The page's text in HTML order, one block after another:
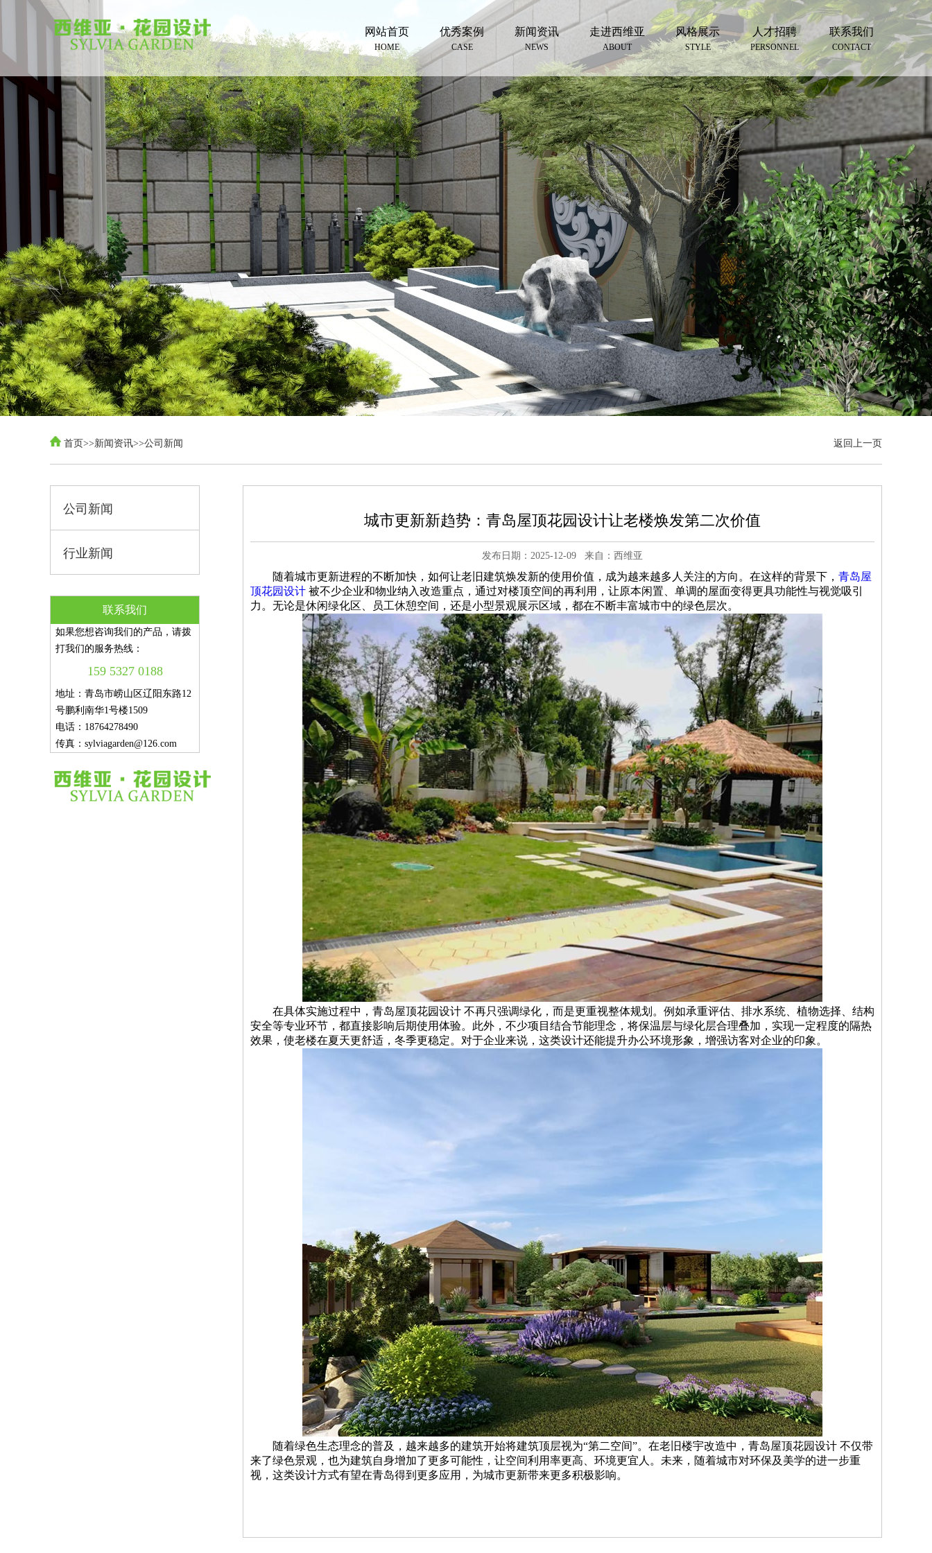
网站首页
HOME
优秀案例
CASE
新闻资讯
NEWS
走进西维亚
ABOUT
风格展示
STYLE
人才招聘
PERSONNEL
联系我们
CONTACT
首页>>新闻资讯>>公司新闻 返回上一页
公司新闻
行业新闻
联系我们
如果您想咨询我们的产品，请拨
打我们的服务热线：
159 5327 0188
地址：青岛市崂山区辽阳东路12
号鹏利南华1号楼1509
电话：18764278490
传真：sylviagarden@126.com
城市更新新趋势：青岛屋顶花园设计让老楼焕发第二次价值
发布日期：2025-12-09 来自：西维亚
随着城市更新进程的不断加快，如何让老旧建筑焕发新的使用价值，成为越来越多人关注的方向。在这样的背景下， 青岛屋
顶花园设计 被不少企业和物业纳入改造重点，通过对楼顶空间的再利用，让原本闲置、单调的屋面变得更具功能性与视觉吸引
力。无论是休闲绿化区、员工休憩空间，还是小型景观展示区域，都在不断丰富城市中的绿色层次。
在具体实施过程中，青岛屋顶花园设计 不再只强调绿化，而是更重视整体规划。例如承重评估、排水系统、植物选择、结构
安全等专业环节，都直接影响后期使用体验。此外，不少项目结合节能理念，将保温层与绿化层合理叠加，实现一定程度的隔热
效果，使老楼在夏天更舒适，冬季更稳定。对于企业来说，这类设计还能提升办公环境形象，增强访客对企业的印象。
随着绿色生态理念的普及，越来越多的建筑开始将建筑顶层视为“第二空间”。在老旧楼宇改造中，青岛屋顶花园设计 不仅带
来了绿色景观，也为建筑自身增加了更多可能性，让空间利用率更高、环境更宜人。未来，随着城市对环保及美学的进一步重
视，这类设计方式有望在青岛得到更多应用，为城市更新带来更多积极影响。